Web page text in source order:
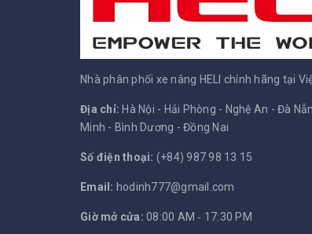
Nhà phân phối xe nâng HELI chính hãng tại
Địa chỉ: Hà Nội - Hải Phòng - Nghệ An - Đà
Minh - Bình Dương - Đồng Nai
Số điện thoại: (+84) 987 98 13 15
Email: hodinh777@gmail.com
Giờ mở cửa: 08:00 AM ‐ 17:30 PM